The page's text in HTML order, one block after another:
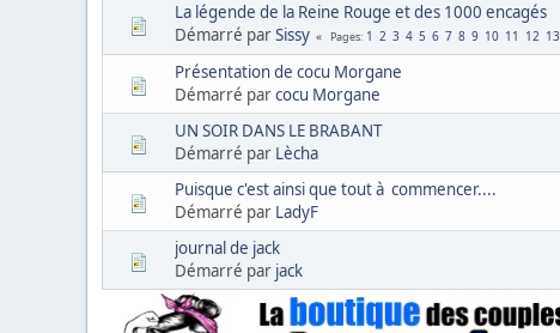
La légende de la Reine Rouge et des 1000 encagés
Démarré parSissy Pages 1 2 3 4 5 6 7 8 9 10 11 12 13
Présentation de cocu Morgane
Démarré parcocu Morgane
UN SOIR DANS LE BRABANT
Démarré par Lècha
Puisque c'est ainsi que tout à commencer....
Démarré par LadyF
journal de jack
Démarré par jack